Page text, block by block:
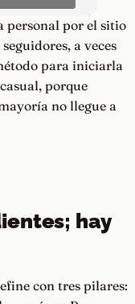
personal por el sitio
a veces
para iniciarla
porque
no llegue a
hay
con tres pilares: